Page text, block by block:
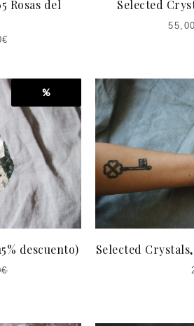
Rosas del
€
Selected
55,00
%
descuento)
€
Selected